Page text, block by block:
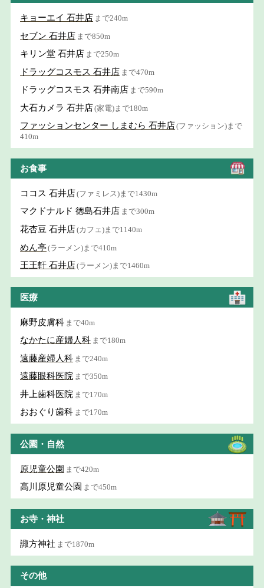
キョーエイ 石井店 まで240m
セブン 石井店 まで850m
キリン堂 石井店 まで250m
ドラッグコスモス 石井店 まで470m
ドラッグコスモス 石井南店 まで590m
大石カメラ 石井店(家電)まで180m
ファッションセンター しまむら 石井店(ファッション)まで
410m
お食事
ココス 石井店(ファミレス)まで1430m
マクドナルド 徳島石井店 まで300m
花杏豆 石井店(カフェ)まで1140m
めん亭(ラーメン)まで410m
王王軒 石井店(ラーメン)まで1460m
医療
麻野皮膚科 まで40m
なかたに産婦人科 まで180m
遠藤産婦人科 まで240m
遠藤眼科医院 まで350m
井上歯科医院 まで170m
おおぐり歯科 まで170m
公園・自然
原児童公園 まで420m
高川原児童公園 まで450m
お寺・神社
諏方神社 まで1870m
その他